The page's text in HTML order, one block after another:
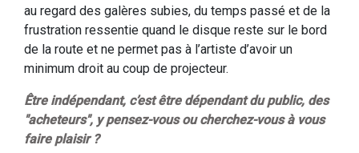
au regard des galères subies, du temps passé et de la
frustration ressentie quand le disque reste sur le bord
de la route et ne permet pas à l’artiste d’avoir un
minimum droit au coup de projecteur.
Être indépendant, c’est être dépendant du public, des
"acheteurs", y pensez-vous ou cherchez-vous à vous
faire plaisir ?